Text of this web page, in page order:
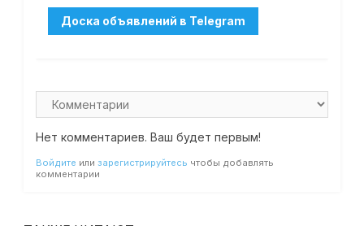
Нет комментариев. Ваш будет первым!
Войдите или зарегистрируйтесь чтобы добавлять
комментарии